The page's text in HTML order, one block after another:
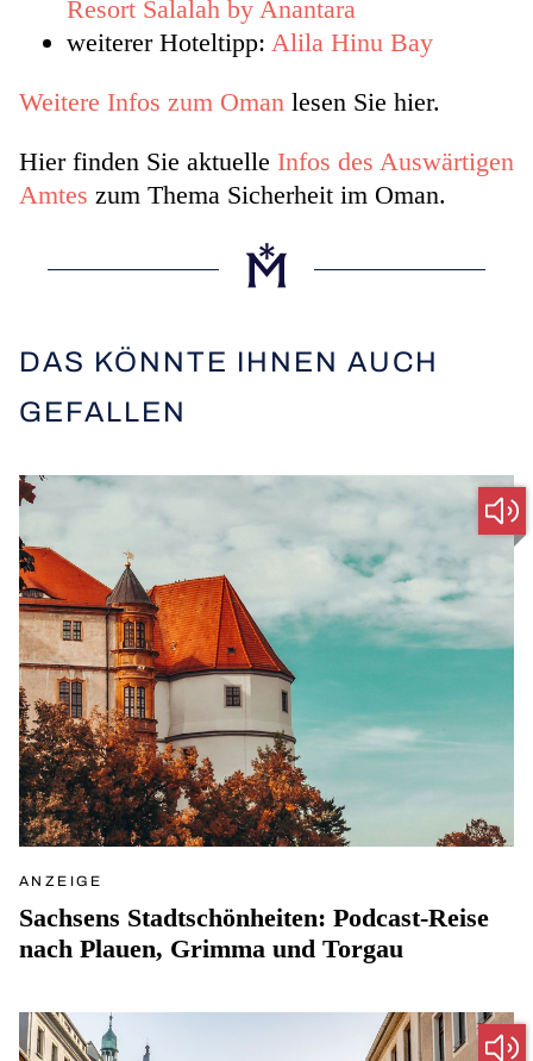
Resort Salalah by Anantara
weiterer Hoteltipp: Alila Hinu Bay
Weitere Infos zum Oman lesen Sie hier.
Hier finden Sie aktuelle Infos des Auswärtigen
Amtes zum Thema Sicherheit im Oman.
DAS KÖNNTE IHNEN AUCH
GEFALLEN
ANZEIGE
Sachsens Stadtschönheiten: Podcast-Reise
nach Plauen, Grimma und Torgau